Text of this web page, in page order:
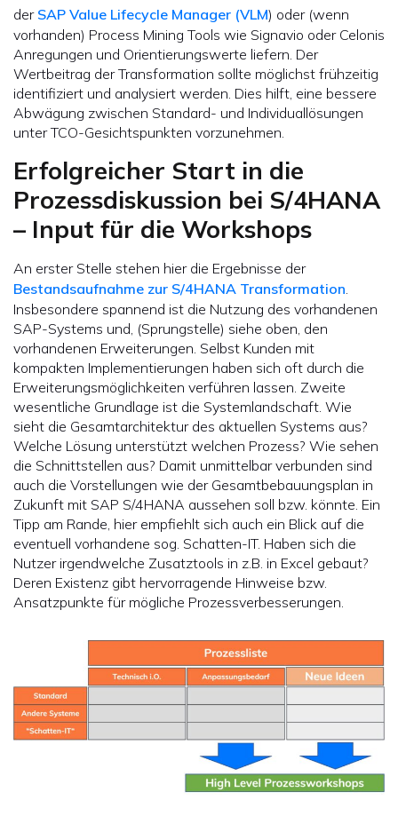
der SAP Value Lifecycle Manager (VLM) oder (wenn
vorhanden) Process Mining Tools wie Signavio oder Celonis
Anregungen und Orientierungswerte liefern. Der
Wertbeitrag der Transformation sollte möglichst frühzeitig
identifiziert und analysiert werden. Dies hilft, eine bessere
Abwägung zwischen Standard- und Individuallösungen
unter TCO-Gesichtspunkten vorzunehmen.
Erfolgreicher Start in die
Prozessdiskussion bei S/4HANA
– Input für die Workshops
An erster Stelle stehen hier die Ergebnisse der
Bestandsaufnahme zur S/4HANA Transformation
Insbesondere spannend ist die Nutzung des vorhandenen
SAP-Systems und, (Sprungstelle) siehe oben, den
vorhandenen Erweiterungen. Selbst Kunden mit
kompakten Implementierungen haben sich oft durch die
Erweiterungsmöglichkeiten verführen lassen. Zweite
wesentliche Grundlage ist die Systemlandschaft. Wie
sieht die Gesamtarchitektur des aktuellen Systems aus?
Welche Lösung unterstützt welchen Prozess? Wie sehen
die Schnittstellen aus? Damit unmittelbar verbunden sind
auch die Vorstellungen wie der Gesamtbebauungsplan in
Zukunft mit SAP S/4HANA aussehen soll bzw. könnte. Ein
Tipp am Rande, hier empfiehlt sich auch ein Blick auf die
eventuell vorhandene sog. Schatten-IT. Haben sich die
Nutzer irgendwelche Zusatztools in z.B. in Excel gebaut?
Deren Existenz gibt hervorragende Hinweise bzw.
Ansatzpunkte für mögliche Prozessverbesserungen.